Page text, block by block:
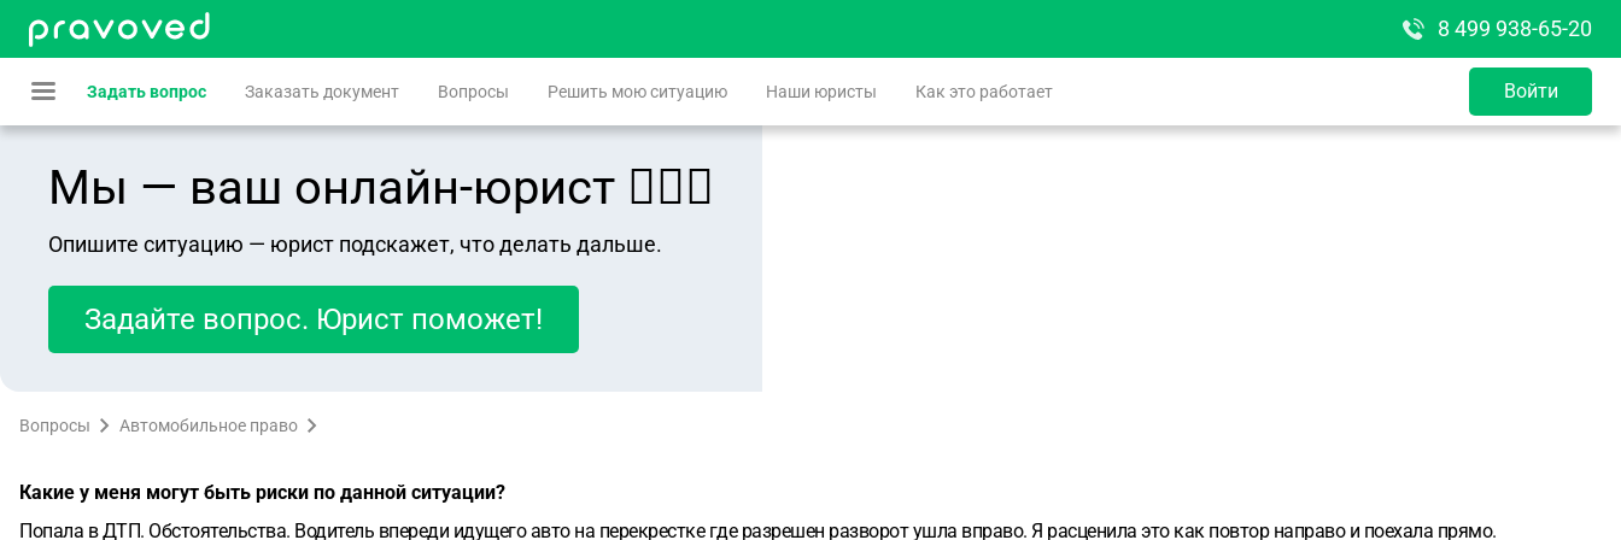
8 499 938-65-20
Задать вопрос Заказать документ Вопросы Решить мою ситуацию Наши юристы Как это работает Войти
Мы — ваш онлайн-юрист 👨🏻‍⚖️
Опишите ситуацию — юрист подскажет, что делать дальше.
Задайте вопрос. Юрист поможет!
Вопросы Автомобильное право
Какие у меня могут быть риски по данной ситуации?
Попала в ДТП. Обстоятельства. Водитель впереди идущего авто на перекрестке где разрешен разворот ушла вправо. Я расценила это как повтор направо и поехала прямо.